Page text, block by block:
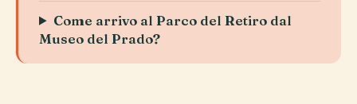
Come arrivo al Parco del Retiro dal
Museo del Prado?